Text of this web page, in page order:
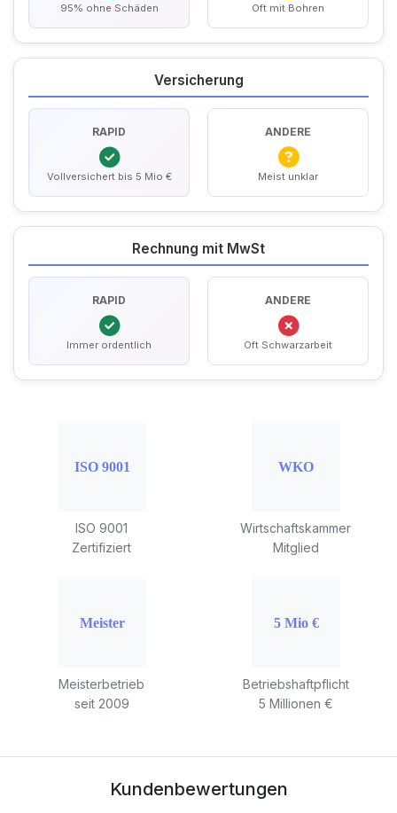
95% ohne Schäden Oft mit Bohren
Versicherung
RAPID
Vollversichert bis 5 Mio €
ANDERE
Meist unklar
Rechnung mit MwSt
RAPID
Immer ordentlich
ANDERE
Oft Schwarzarbeit
ISO 9001
Zertifiziert
Wirtschaftskammer
Mitglied
Meisterbetrieb
seit 2009
Betriebshaftpflicht
5 Millionen €
Kundenbewertungen